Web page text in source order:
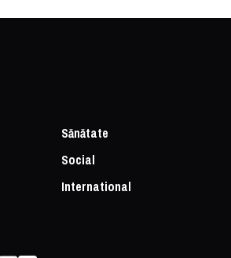
Sănătate
Social
International